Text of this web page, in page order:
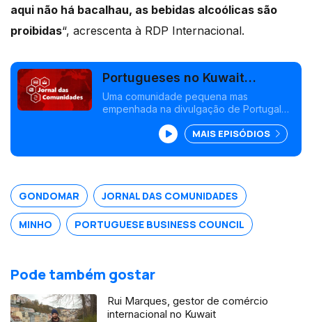
aqui não há bacalhau, as bebidas alcoólicas são
proibidas“, acrescenta à RDP Internacional.
Portugueses no Kuwait
divulgam cultura e fazem
negócios
Uma comunidade pequena mas
empenhada na divulgação de Portugal
16 lusodescendentes preparam-se para
visitar Portugal. Edição Susana Barros
MAIS EPISÓDIOS
GONDOMAR JORNAL DAS COMUNIDADES
MINHO PORTUGUESE BUSINESS COUNCIL
Pode também gostar
Rui Marques, gestor de comércio
internacional no Kuwait